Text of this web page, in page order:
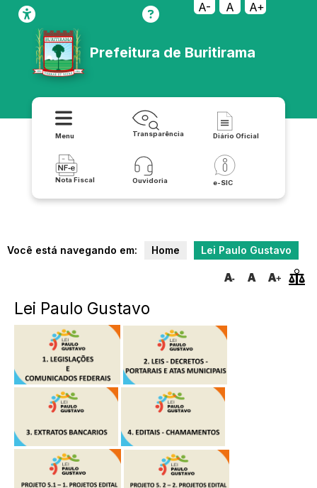
A- A A+
Prefeitura de Buritirama
Menu Transparência Diário Oficial
Nota Fiscal Ouvidoria e-SIC
Você está navegando em: Home Lei Paulo Gustavo
Lei Paulo Gustavo